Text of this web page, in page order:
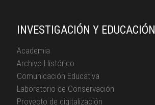
INVESTIGACIÓN Y EDUCACIÓN
Academia
Archivo Histórico
Comunicación Educativa
Laboratorio de Conservación
Proyecto de digitalización